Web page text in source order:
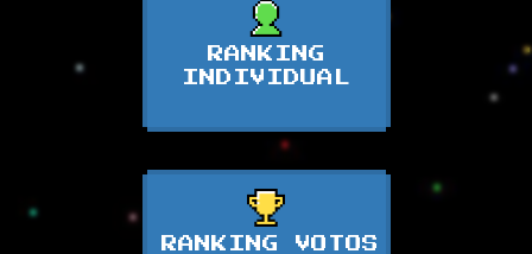
RANKING
INDIVIDUAL
RANKING VOTOS